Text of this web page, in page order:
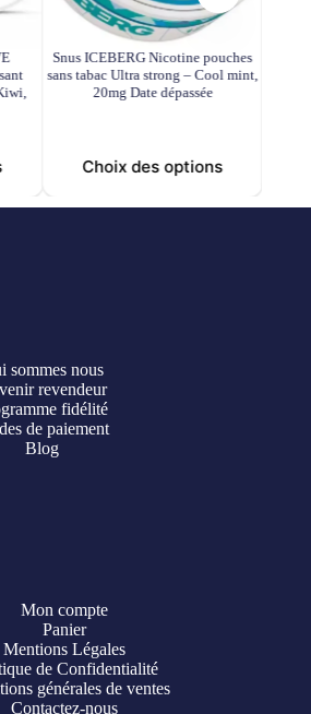
Snus ICEBERG Nicotine pouches
sans tabac Ultra strong – Cool mint,
20mg Date dépassée
sommes nous
revendeur
fidélité
de paiement
Blog
Mon compte
Panier
Mentions Légales
de Confidentialité
générales de ventes
Contactez-nous